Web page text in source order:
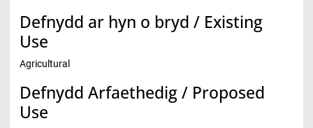
Defnydd ar hyn o bryd / Existing
Use
Agricultural
Defnydd Arfaethedig / Proposed
Use